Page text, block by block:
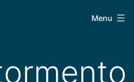
Menu